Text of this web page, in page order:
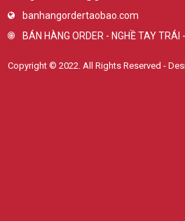
banhangordertaobao.com
BÁN HÀNG ORDER - NGHỀ TAY TRÁI
Copyright © 2022. All Rights Reserved -